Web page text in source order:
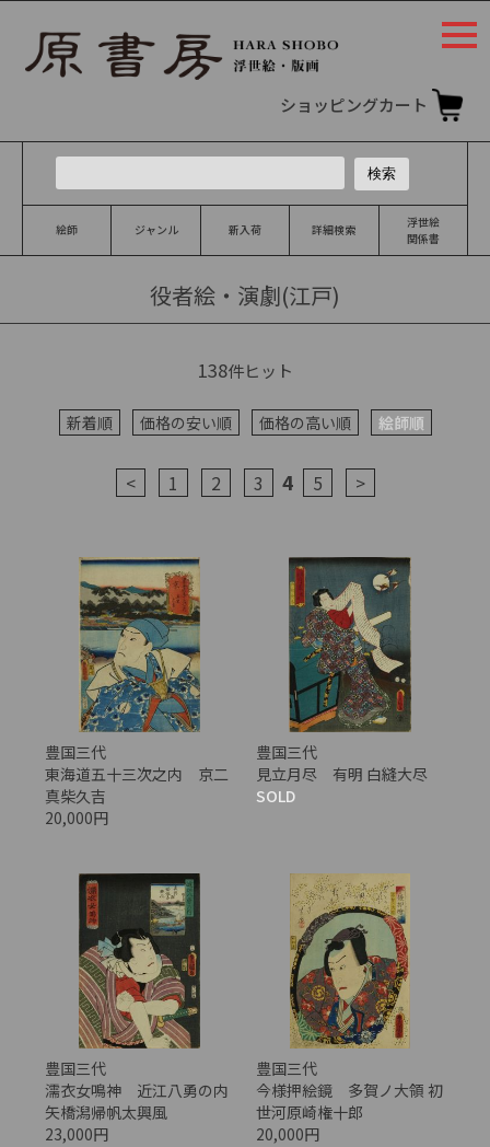
ショッピングカート
絵師 ジャンル 新入荷 詳細検索
浮世絵
関係書
役者絵・演劇(江戸)
138件ヒット
新着順 価格の安い順 価格の高い順 絵師順
< 1 2 3 4 5 >
豊国三代
東海道五十三次之内 京二
真柴久吉
20,000円
豊国三代
見立月尽 有明 白縫大尽
SOLD
豊国三代
濡衣女鳴神 近江八勇の内
矢橋潟帰帆太興風
23,000円
豊国三代
今様押絵鏡 多賀ノ大領 初
世河原崎権十郎
20,000円